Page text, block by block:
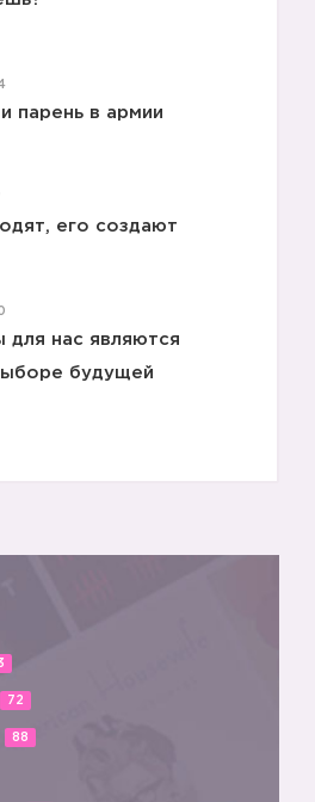
парень в армии
его создают
для нас являются
будущей
72
88